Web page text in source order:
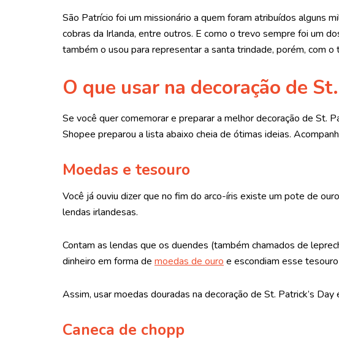
São Patrício foi um missionário a quem foram atribuídos alguns
cobras da Irlanda, entre outros. E como o trevo sempre foi um
também o usou para representar a santa trindade, porém, com
O que usar na decoração de
Se você quer comemorar e preparar a melhor decoração de St.
Shopee preparou a lista abaixo cheia de ótimas ideias.
Moedas e tesouro
Você já ouviu dizer que no fim do arco-íris existe um pote de
lendas irlandesas.
Contam as lendas que os duendes (também chamados de
dinheiro em forma de moedas de ouro e escondiam esse
Assim, usar moedas douradas na decoração de St. Patrick’s Day
Caneca de chopp